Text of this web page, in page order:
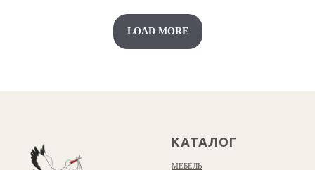
LOAD MORE
КАТАЛОГ
МЕБЕЛЬ